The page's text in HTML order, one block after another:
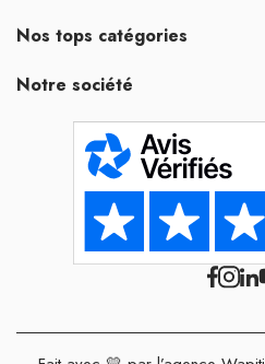
Nos tops catégories
Notre société